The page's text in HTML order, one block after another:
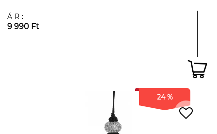
ÁR:
9 990 Ft
24 %